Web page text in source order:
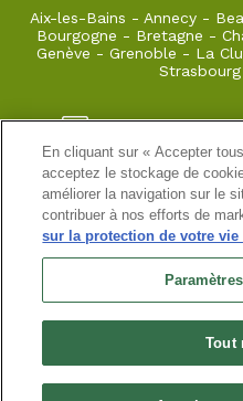
Aix-les-Bains - Annecy -
Bourgogne - Bretagne -
Genève - Grenoble - La
Strasbourg
04 78 79 28 13
22 rue Juiverie
-Mon
Conditions générales de
légales-
SAS LYON
Licence No. 079 | R.C.
SIRET: 761028073 /
En cliquant sur « Accepter
acceptez le stockage de
améliorer la navigation sur le
contribuer à nos efforts de
sur la protection de votre vie
Tout